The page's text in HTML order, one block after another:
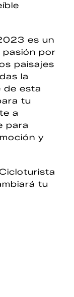
es un
pasión por
paisajes
la
de esta
tu
a
para
y
tu